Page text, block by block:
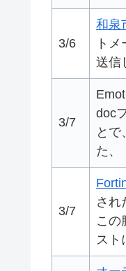
3/6
和泉
ト
送信
3/7
doc
とで
た、
3/7
され
この
スト